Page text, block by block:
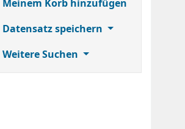
Meinem Korb hinzufügen
Datensatz speichern
Weitere Suchen